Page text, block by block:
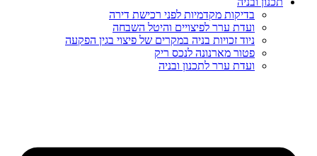
בדיקות מקדמיות לפני רכישת דירה
ועדת ערר לפיצויים והיטל השבחה
ניוד זכויות בניה במקרים של פיצוי בגין הפקעה
פטור מארנונה לנכס ריק
ועדת ערר לתכנון ובניה